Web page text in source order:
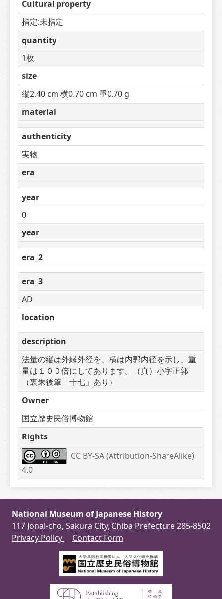
Cultural property
指定:未指定
quantity
1枚
size
縦2.40 cm 横0.70 cm 重0.70 g
material
authenticity
実物
era
year
0
year
era_2
era_3
AD
location
description
法量の縦は外縁外径を、横は内郭内径を示し、重
量は１００倍にしてあります。（真）小字正郭
（裏朱後筆「十七」あり）
Owner
国立歴史民俗博物館
Rights
CC BY-SA (Attribution-ShareAlike)
4.0
National Museum of Japanese History
117 Jonai-cho, Sakura City, Chiba Prefecture 285-8502
Privacy Policy
Contact Form